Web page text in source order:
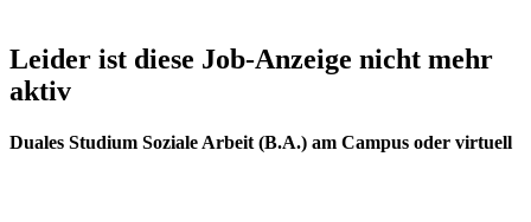
Leider ist diese Job-Anzeige nicht mehr
aktiv
Duales Studium Soziale Arbeit (B.A.) am Campus oder virtuell